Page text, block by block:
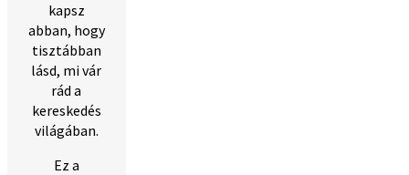
kapsz
abban, hogy
tisztábban
lásd, mi vár
rád a
kereskedés
világában.
Ez a